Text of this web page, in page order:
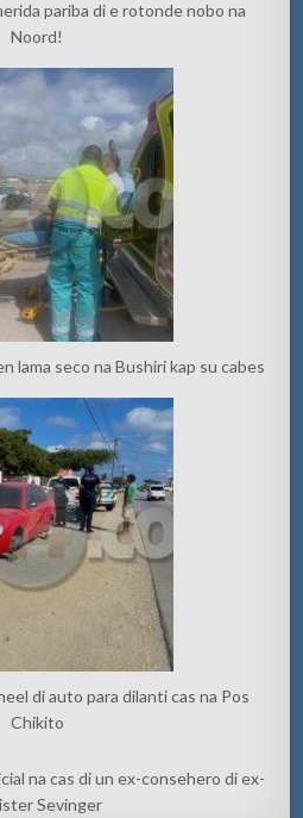
pariba di e rotonde nobo na
Noord!
lama seco na Bushiri kap su cabes
di auto para dilanti cas na Pos
Chikito
na cas di un ex-consehero di ex-
Sevinger